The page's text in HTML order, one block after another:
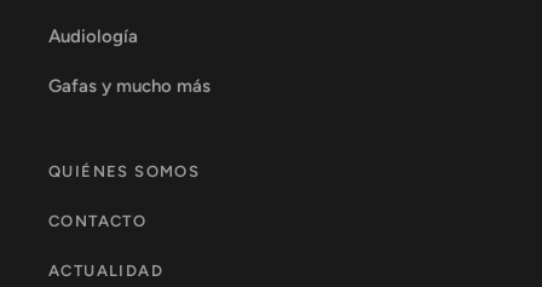
Audiología
Gafas y mucho más
QUIÉNES SOMOS
CONTACTO
ACTUALIDAD